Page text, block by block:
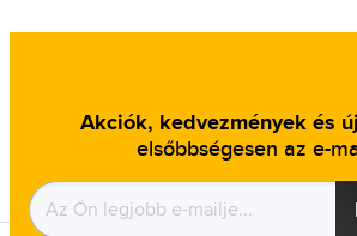
Akciók, kedvezmények és
elsőbbségesen az e-